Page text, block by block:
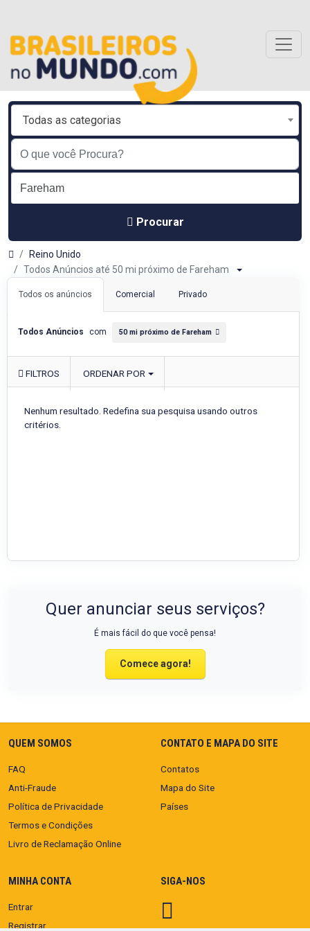
Todas as categorias
Procurar
Reino Unido
Todos Anúncios até 50 mi próximo de Fareham
Todos os anúncios Comercial Privado
Todos Anúncios com 50 mi próximo de Fareham
FILTROS ORDENAR POR
Nenhum resultado. Redefina sua pesquisa usando outros
critérios.
Quer anunciar seus serviços?
É mais fácil do que você pensa!
Comece agora!
QUEM SOMOS
FAQ
Anti-Fraude
Política de Privacidade
Termos e Condições
Livro de Reclamação Online
CONTATO E MAPA DO SITE
Contatos
Mapa do Site
Países
MINHA CONTA
Entrar
Registrar
SIGA-NOS